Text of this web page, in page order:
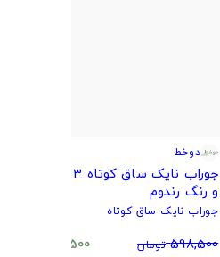
دوخط
و رنگ رندوم
جوراب نایک ساق کوتاه
598,500 تومان 480,500